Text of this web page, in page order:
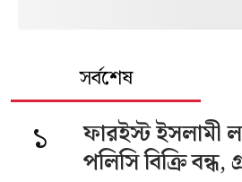
সর্বশেষ
১
ফারইস্ট ইসলামী
পলিসি বিক্রি বন্ধ,